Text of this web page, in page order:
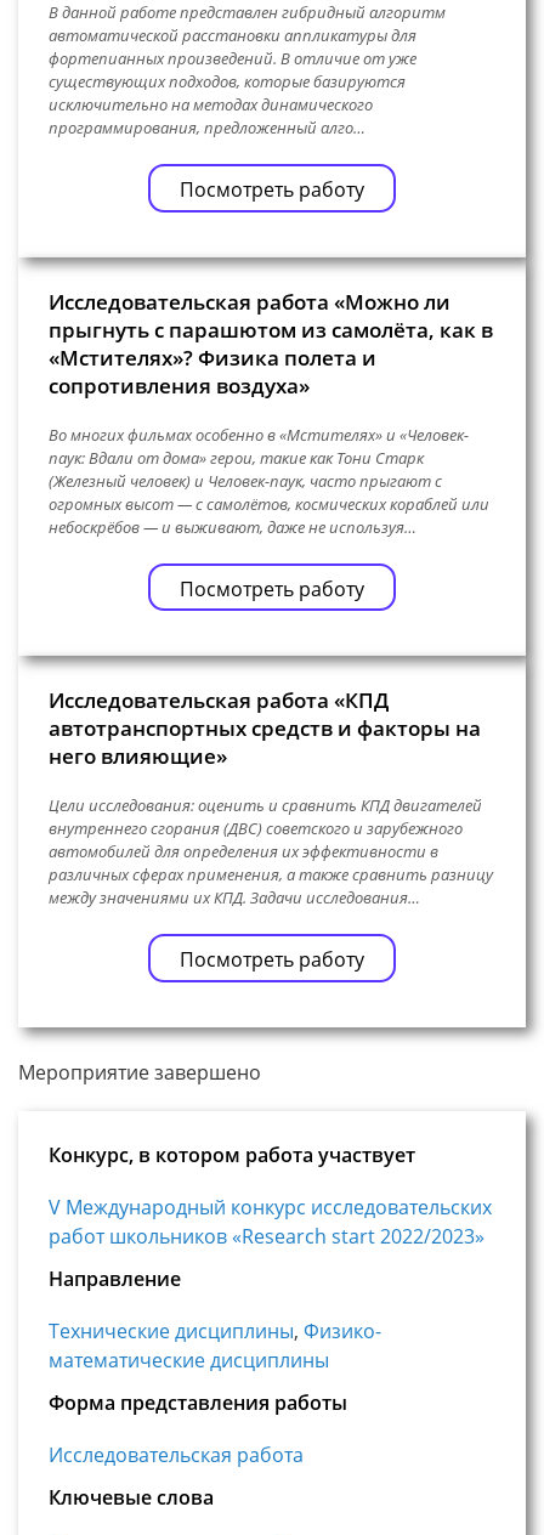
В данной работе представлен гибридный алгоритм
автоматической расстановки аппликатуры для
фортепианных произведений. В отличие от уже
существующих подходов, которые базируются
исключительно на методах динамического
программирования, предложенный алго…
Посмотреть работу
Исследовательская работа «Можно ли
прыгнуть с парашютом из самолёта, как в
«Мстителях»? Физика полета и
сопротивления воздуха»
Во многих фильмах особенно в «Мстителях» и «Человек-
паук: Вдали от дома» герои, такие как Тони Старк
(Железный человек) и Человек-паук, часто прыгают с
огромных высот — с самолётов, космических кораблей или
небоскрёбов — и выживают, даже не используя…
Посмотреть работу
Исследовательская работа «КПД
автотранспортных средств и факторы на
него влияющие»
Цели исследования: оценить и сравнить КПД двигателей
внутреннего сгорания (ДВС) советского и зарубежного
автомобилей для определения их эффективности в
различных сферах применения, а также сравнить разницу
между значениями их КПД. Задачи исследования…
Посмотреть работу
Мероприятие завершено
Конкурс, в котором работа участвует
V Международный конкурс исследовательских
работ школьников «Research start 2022/2023»
Направление
Технические дисциплины, Физико-
математические дисциплины
Форма представления работы
Исследовательская работа
Ключевые слова